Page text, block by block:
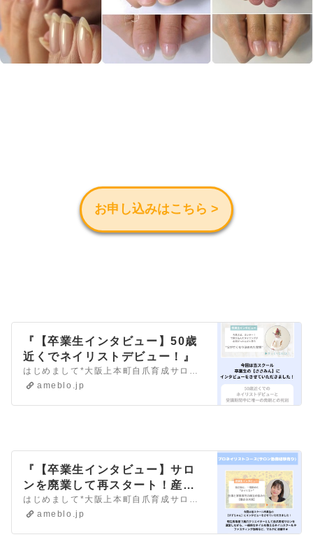
お申し込みはこちら >
『【卒業生インタビュー】50歳
近くでネイリストデビュー！』
はじめまして*大阪上本町自爪育成サロン/ネイルスクールＬ３(エルスリー)代表 うきです✨ 自己紹介『【自己紹介】改めまして、うきです！』■□マスター…
ameblo.jp
『【卒業生インタビュー】サロ
ンを廃業して再スタート！産後
半年のママネイリストの受講』はじめまして*大阪上本町自爪育成サロン/ネイルスクールＬ３(エルスリー)代表 うきです✨ 自己紹介『【自己紹介】改めまして、うきです！』■□マスター…
ameblo.jp